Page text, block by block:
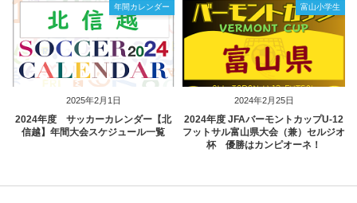
2025年2月1日
年間カレンダー
2024年度 サッカーカレンダー【北
信越】年間大会スケジュール一覧
2024年2月25日
富山小学生
2024年度 JFAバーモントカップU-12
フットサル富山県大会（兼）セルジオ
杯 優勝はカンピオーネ！